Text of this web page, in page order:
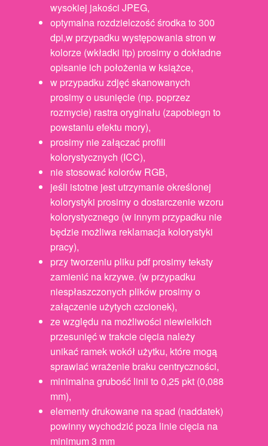
wysokiej jakości JPEG,
optymalna rozdzielczość środka to 300
dpi,w przypadku występowania stron w
kolorze (wkładki itp) prosimy o dokładne
opisanie ich położenia w książce,
w przypadku zdjęć skanowanych
prosimy o usunięcie (np. poprzez
rozmycie) rastra oryginału (zapobiegn to
powstaniu efektu mory),
prosimy nie załączać profili
kolorystycznych (ICC),
nie stosować kolorów RGB,
jeśli istotne jest utrzymanie określonej
kolorystyki prosimy o dostarczenie wzoru
kolorystycznego (w innym przypadku nie
będzie możliwa reklamacja kolorystyki
pracy),
przy tworzeniu pliku pdf prosimy teksty
zamienić na krzywe. (w przypadku
niespłaszczonych plików prosimy o
załączenie użytych czcionek),
ze względu na możliwości niewielkich
przesunięć w trakcie cięcia należy
unikać ramek wokół użytku, które mogą
sprawiać wrażenie braku centryczności,
minimalna grubość linii to 0,25 pkt (0,088
mm),
elementy drukowane na spad (naddatek)
powinny wychodzić poza linie cięcia na
minimum 3 mm